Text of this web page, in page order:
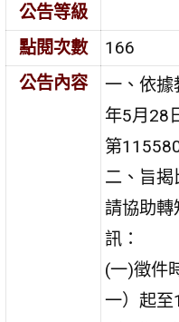
公告等級
點閱次數
166
公告內容
一、依據
年5月28
第
二、旨揭
請協助轉
訊：
(一)徵件
一）起至